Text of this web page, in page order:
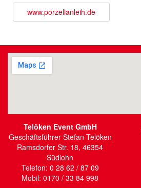
www.porzellanleih.de
Telöken Event GmbH
Geschäftsführer Stefan Telöken
Ramsdorfer Str. 18, 46354
Südlohn
Telefon: 0 28 62 / 87 09
Mobil: 0170 / 33 84 998